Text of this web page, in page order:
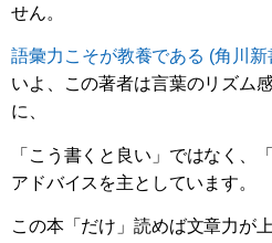
せん。
語彙力こそが教養である (角川新
いよ、この著者は言葉のリズム
に、
「こう書くと良い」ではなく、
アドバイスを主としています。
この本「だけ」読めば文章力が